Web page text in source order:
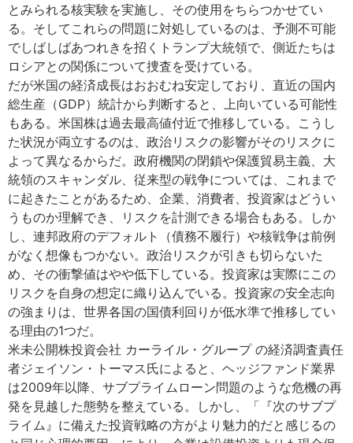
とみられる核実験を実施し、その使用をちらつかせてい
る。そしてこれらの問題に対処しているのは、予測不可能
でしばしばあつれきを招くトランプ大統領で、側近たちは
ロシアとの関係について捜査を受けている。
だが米国の経済成長はおおむね安定しており、直近の国内
総生産（GDP）統計から判断すると、上向いている可能性
もある。米国株は過去最高値付近で推移している。こうし
た状況が両立するのは、政治リスクの影響がそのリスクに
よって異なるからだ。政府機関の閉鎖や保護貿易主義、大
統領のスキャンダル、従来型の戦争については、これまで
に起きたことがあるため、企業、消費者、投資家はどうい
うものか理解でき、リスクを計測できる場合もある。しか
し、連邦政府のデフォルト（債務不履行）や核戦争は前例
がなく想像もつかない。政治リスクが引きも切らないた
め、その衝撃値はやや低下している。投資家は実際にこの
リスクを自身の想定に織り込んでいる。投資家の安全志向
の強まりは、世界各国の国債利回りが低水準で推移してい
る理由の1つだ。
米未公開株投資会社 カーライル・グループ の経済調査責任
者ジェイソン・トーマス氏によると、ヘッジファンド業界
は2009年以降、サブプライムローン問題のような危機の再
発を見越した態勢を整えている。しかし、「『次のサブプ
ライム』に備えた投資戦略の方がより魅力的だと感じるの